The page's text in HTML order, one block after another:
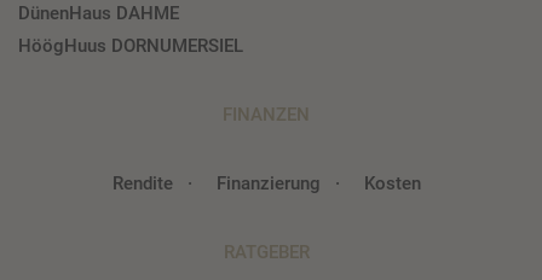
DünenHaus DAHME
HöögHuus DORNUMERSIEL
FINANZEN
Rendite Finanzierung Kosten
RATGEBER